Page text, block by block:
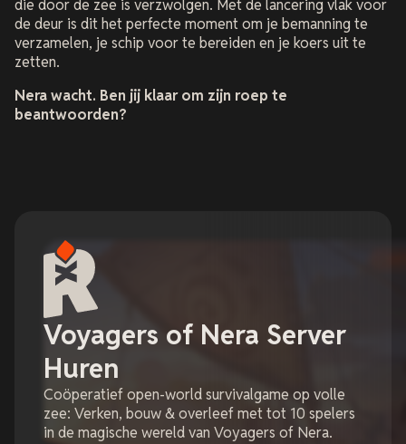
die door de zee is verzwolgen. Met de lancering vlak voor
de deur is dit het perfecte moment om je bemanning te
verzamelen, je schip voor te bereiden en je koers uit te
zetten.
Nera wacht. Ben jij klaar om zijn roep te
beantwoorden?
Voyagers of Nera Server
Huren
Coöperatief open-world survivalgame op volle
zee: Verken, bouw & overleef met tot 10 spelers
in de magische wereld van Voyagers of Nera.